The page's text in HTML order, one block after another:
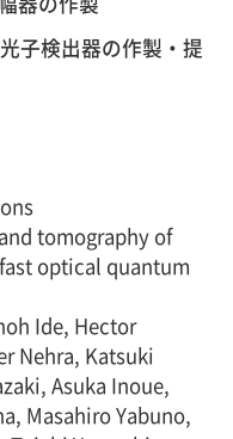
子検出器の作製・提
tomography of
optical quantum
Ide, Hector
Nehra, Katsuki
Asuka Inoue,
Masahiro Yabuno,